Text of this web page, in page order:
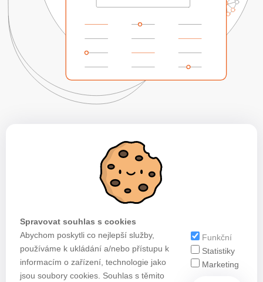
Spravovat souhlas s cookies
Abychom poskytli co nejlepší služby,
používáme k ukládání a/nebo přístupu k
informacím o zařízení, technologie jako
jsou soubory cookies. Souhlas s těmito
Funkční
Statistiky
Marketing